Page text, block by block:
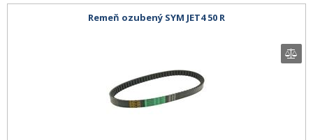
Remeň ozubený SYM JET4 50 R